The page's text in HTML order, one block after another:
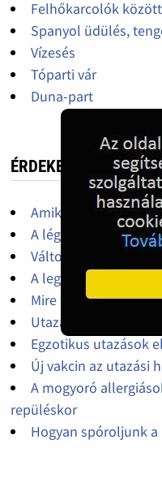
Felhőkarcolók között
Spanyol üdülés,
Vízesés
Tóparti vár
Duna-part
ÉRDEKES, HASZNOS
Amikre szükségünk
A légiutasok jogai
Változtak a vasúti
A legtöbb borravalót
Mire figyeljünk, ha
Utazás gyerekkel
Egzotikus utazások
Új vakcin az utazási
A mogyoró
repüléskor
Hogyan spóroljunk a